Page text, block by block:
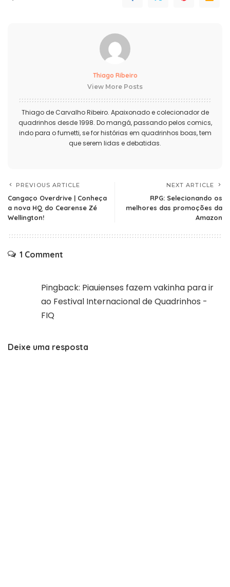
Thiago Ribeiro
View More Posts
Thiago de Carvalho Ribeiro. Apaixonado e colecionador de
quadrinhos desde 1998. Do mangá, passando pelos comics,
indo para o fumetti, se for histórias em quadrinhos boas, tem
que serem lidas e debatidas.
PREVIOUS ARTICLE
Cangaço Overdrive | Conheça
a nova HQ do Cearense Zé
Wellington!
NEXT ARTICLE
RPG: Selecionando os
melhores das promoções da
Amazon
1 Comment
Pingback: Piauienses fazem vakinha para ir
ao Festival Internacional de Quadrinhos -
FIQ
Deixe uma resposta